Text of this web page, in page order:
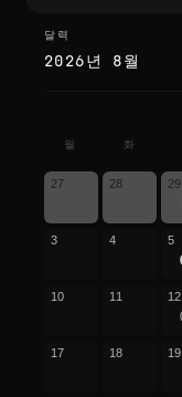
달력
달력
2026년 8월
월 화
27 28 29
3 4 5
10 11 12
17 18 19